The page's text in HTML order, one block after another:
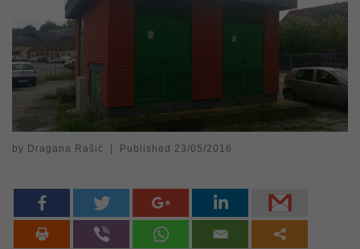
by Dragana Rašić Published 23/05/2016